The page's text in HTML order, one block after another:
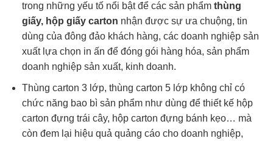
trong những yếu tố nổi bật để các sản phẩm thùng
giấy, hộp giấy carton nhận được sự ưa chuộng, tin
dùng của đông đảo khách hàng, các doanh nghiệp sản
xuất lựa chọn in ấn để đóng gói hàng hóa, sản phẩm
doanh nghiệp sản xuất, kinh doanh.
Thùng carton 3 lớp, thùng carton 5 lớp không chỉ có
chức năng bao bì sản phẩm như dùng để thiết kế hộp
carton đựng trái cây, hộp carton đựng bánh kẹo… mà
còn đem lại hiệu quả quảng cáo cho doanh nghiệp,